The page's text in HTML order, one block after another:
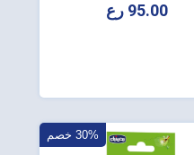
95.00 رع
30% خصم